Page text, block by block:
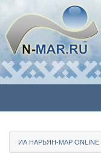
Политика
ИА НАРЬЯН-МАР ONLINE